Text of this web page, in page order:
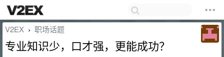
V2EX › 职场话题
专业知识少，口才强，更能成功？